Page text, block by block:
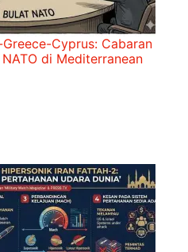
Cyprus: Cabaran
di Mediterranean